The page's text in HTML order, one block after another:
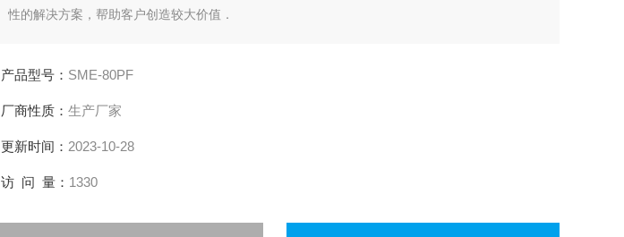
性的解决方案，帮助客户创造较大价值．
产品型号： SME-80PF
厂商性质： 生产厂家
更新时间： 2023-10-28
访 问 量： 1330